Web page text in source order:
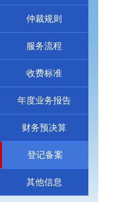
仲裁规则
服务流程
收费标准
年度业务报告
财务预决算
登记备案
其他信息